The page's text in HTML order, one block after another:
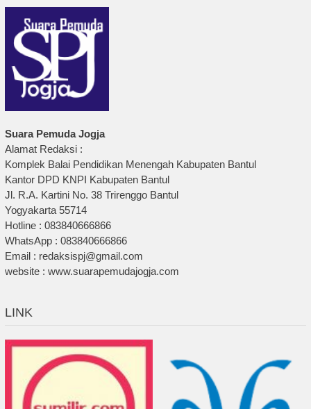
Suara Pemuda Jogja
Alamat Redaksi :
Komplek Balai Pendidikan Menengah Kabupaten Bantul
Kantor DPD KNPI Kabupaten Bantul
Jl. R.A. Kartini No. 38 Trirenggo Bantul
Yogyakarta 55714
Hotline : 083840666866
WhatsApp : 083840666866
Email : redaksispj@gmail.com
website : www.suarapemudajogja.com
LINK